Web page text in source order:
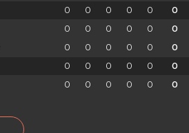
0 0 0 0 0 0
0 0 0 0 0 0
0 0 0 0 0 0
0 0 0 0 0 0
0 0 0 0 0 0